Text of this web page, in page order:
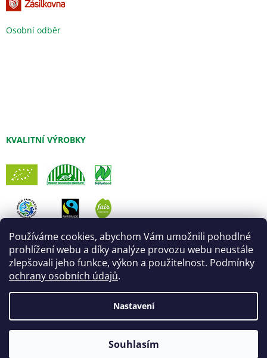
Používáme cookies, abychom Vám umožnili pohodlné
prohlížení webu a díky analýze provozu webu neustále
zlepšovali jeho funkce, výkon a použitelnost. Podmínky
ochrany osobních údajů.
Nastavení
Souhlasím
Osobní odběr
KVALITNÍ VÝROBKY
Vytvořil ShoptetÚprava šablony:Marketingwebu